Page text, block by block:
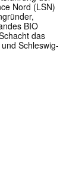
Nord (LSN)
BIO
das
Schleswig-